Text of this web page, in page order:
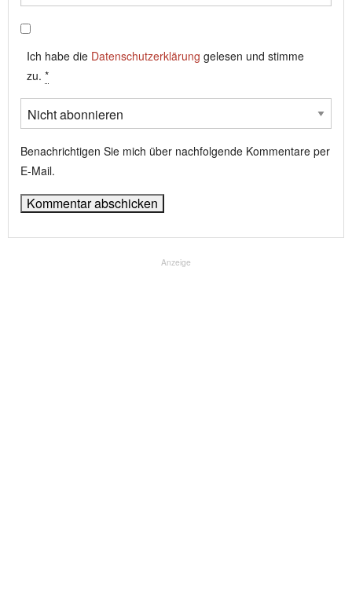
Ich habe die Datenschutzerklärung gelesen und stimme
zu. *
Benachrichtigen Sie mich über nachfolgende Kommentare per
E-Mail.
Anzeige